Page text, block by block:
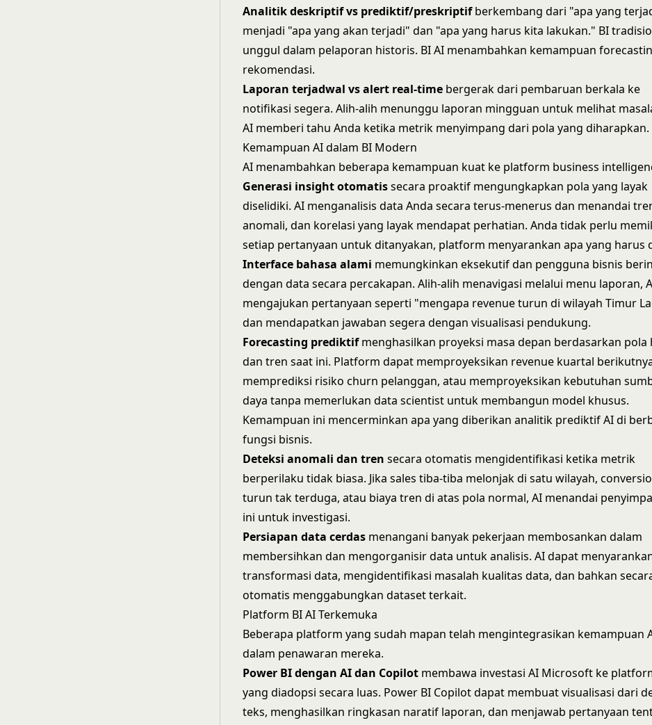
Analitik deskriptif vs prediktif/preskriptifberkembang dari "apa yang
menjadi "apa yang akan terjadi" dan "apa yang harus kita lakukan." BI
unggul dalam pelaporan historis. BI AI menambahkan kemampuan
rekomendasi.
Laporan terjadwal vs alert real-time bergerak dari pembaruan berkala ke
notifikasi segera. Alih-alih menunggu laporan mingguan untuk melihat
AI memberi tahu Anda ketika metrik menyimpang dari pola yang diharapkan.
Kemampuan AI dalam BI Modern
AI menambahkan beberapa kemampuan kuat ke platform business
Generasi insight otomatissecara proaktif mengungkapkan pola yang layak
diselidiki. AI menganalisis data Anda secara terus-menerus dan menandai
anomali, dan korelasi yang layak mendapat perhatian. Anda tidak perlu
setiap pertanyaan untuk ditanyakan, platform menyarankan apa yang harus
Interface bahasa alami memungkinkan eksekutif dan pengguna bisnis
dengan data secara percakapan. Alih-alih menavigasi melalui menu laporan,
mengajukan pertanyaan seperti "mengapa revenue turun di wilayah Timur
dan mendapatkan jawaban segera dengan visualisasi pendukung.
Forecasting prediktifmenghasilkan proyeksi masa depan berdasarkan pola
dan tren saat ini. Platform dapat memproyeksikan revenue kuartal
memprediksi risiko churn pelanggan, atau memproyeksikan kebutuhan
daya tanpa memerlukan data scientist untuk membangun model khusus.
Kemampuan ini mencerminkan apa yang diberikananalitik prediktif AIdi
fungsi bisnis.
Deteksi anomali dan tren secara otomatis mengidentifikasi ketika metrik
berperilaku tidak biasa. Jika sales tiba-tiba melonjak di satu wilayah,
turun tak terduga, atau biaya tren di atas pola normal, AI menandai
ini untuk investigasi.
Persiapan data cerdas menangani banyak pekerjaan membosankan dalam
membersihkan dan mengorganisir data untuk analisis. AI dapat
transformasi data, mengidentifikasi masalah kualitas data, dan bahkan
otomatis menggabungkan dataset terkait.
Platform BI AI Terkemuka
Beberapa platform yang sudah mapan telah mengintegrasikan kemampuan
dalam penawaran mereka.
Power BI dengan AI dan Copilot membawa investasi AI Microsoft ke
yang diadopsi secara luas. Power BI Copilot dapat membuat visualisasi dari
teks, menghasilkan ringkasan naratif laporan, dan menjawab pertanyaan